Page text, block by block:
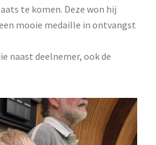
te komen. Deze won hij
mooie medaille in ontvangst
naast deelnemer, ook de